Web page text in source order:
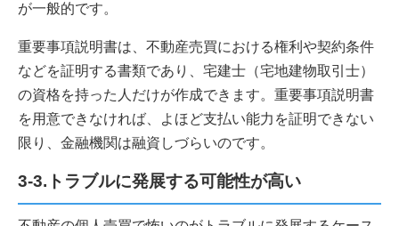
が一般的です。
重要事項説明書は、不動産売買における権利や契約条件
などを証明する書類であり、宅建士（宅地建物取引士）
の資格を持った人だけが作成できます。重要事項説明書
を用意できなければ、よほど支払い能力を証明できない
限り、金融機関は融資しづらいのです。
3-3.トラブルに発展する可能性が高い